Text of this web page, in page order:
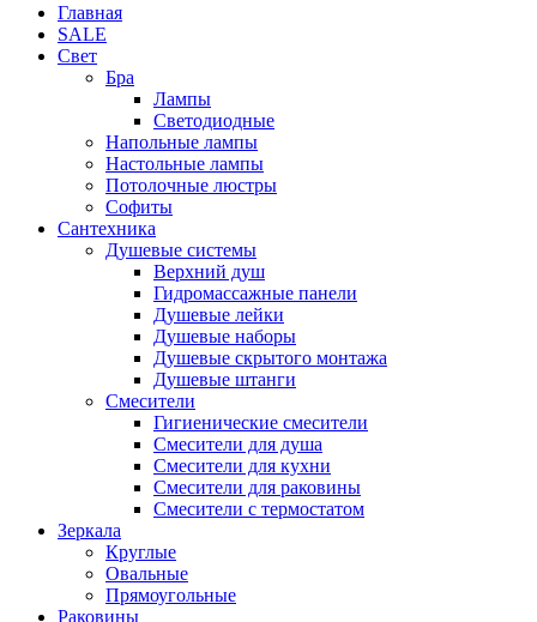
Главная
SALE
Свет
Бра
Лампы
Светодиодные
Напольные лампы
Настольные лампы
Потолочные люстры
Софиты
Сантехника
Душевые системы
Верхний душ
Гидромассажные панели
Душевые лейки
Душевые наборы
Душевые скрытого монтажа
Душевые штанги
Смесители
Гигиенические смесители
Смесители для душа
Смесители для кухни
Смесители для раковины
Смесители с термостатом
Зеркала
Круглые
Овальные
Прямоугольные
Раковины